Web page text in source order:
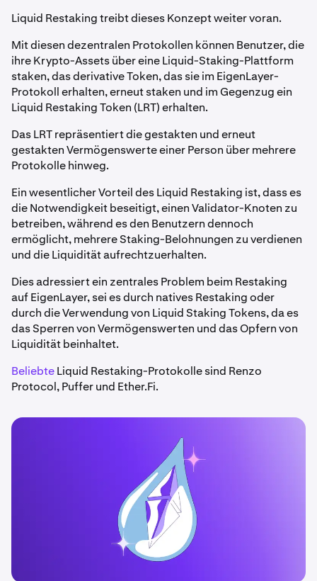
Liquid Restaking treibt dieses Konzept weiter voran.
Mit diesen dezentralen Protokollen können Benutzer, die
ihre Krypto-Assets über eine Liquid-Staking-Plattform
staken, das derivative Token, das sie im EigenLayer-
Protokoll erhalten, erneut staken und im Gegenzug ein
Liquid Restaking Token (LRT) erhalten.
Das LRT repräsentiert die gestakten und erneut
gestakten Vermögenswerte einer Person über mehrere
Protokolle hinweg.
Ein wesentlicher Vorteil des Liquid Restaking ist, dass es
die Notwendigkeit beseitigt, einen Validator-Knoten zu
betreiben, während es den Benutzern dennoch
ermöglicht, mehrere Staking-Belohnungen zu verdienen
und die Liquidität aufrechtzuerhalten.
Dies adressiert ein zentrales Problem beim Restaking
auf EigenLayer, sei es durch natives Restaking oder
durch die Verwendung von Liquid Staking Tokens, da es
das Sperren von Vermögenswerten und das Opfern von
Liquidität beinhaltet.
BeliebteLiquid Restaking-Protokolle sind Renzo
Protocol, Puffer und Ether.Fi.